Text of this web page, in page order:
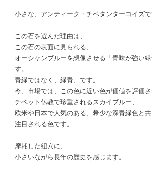
小さな、アンティーク・チベタンターコイズで
この石を選んだ理由は、
この石の表面に見られる、
オーシャンブルーを想像させる「青味が強い
す。
青緑ではなく、緑青、です。
今、市場では、この色に近い色が価値を評価さ
チベット仏教で珍重されるスカイブルー、
欧米や日本で人気のある、希少な深青緑色と共
注目される色です。
摩耗した紐穴に、
小さいながら長年の歴史を感じます。